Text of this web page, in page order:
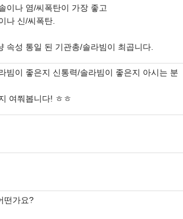
이나 염/씨폭탄이 가장 좋고
나 신/씨폭탄.
속성 통일 된 기관총/솔라빔이 최곱니다.
빔이 좋은지 신통력/솔라빔이 좋은지 아시는 분
여쭤봅니다! ㅎㅎ
떤가요?